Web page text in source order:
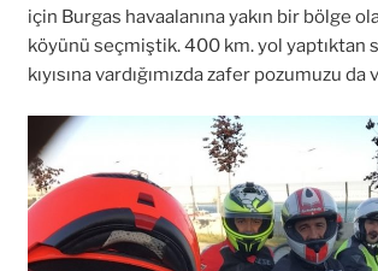
için Burgas havaalanına yakın bir bölge
köyünü seçmiştik. 400 km. yol yaptıktan
kıyısına vardığımızda zafer pozumuzu da